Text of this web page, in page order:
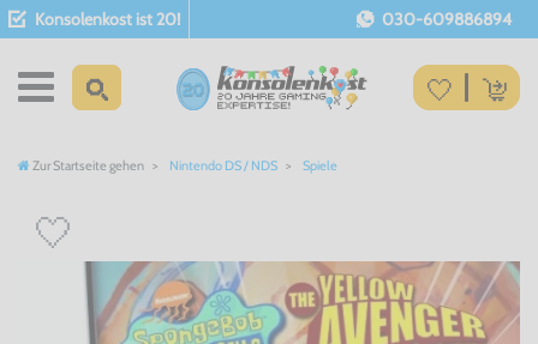
Konsolenkost ist 20! 030-609886894
Zur Startseite gehen Nintendo DS / NDS Spiele